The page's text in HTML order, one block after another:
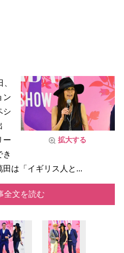
拡大する
ン
シ
ー
き
は「イギリス人と...
全文を読む